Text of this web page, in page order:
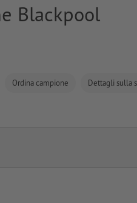
Blackpool
Ordina campione Dettagli sulla